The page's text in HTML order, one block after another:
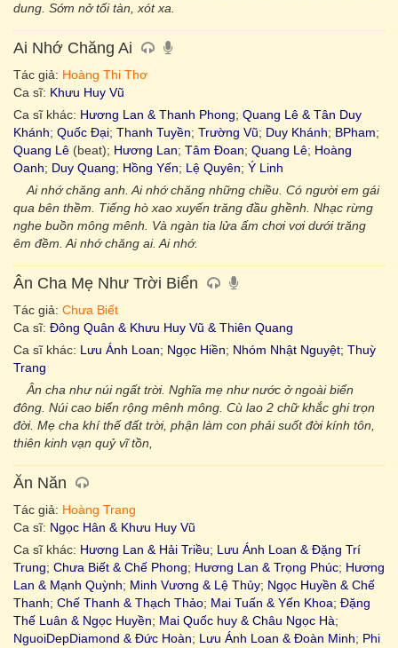
dung. Sớm nở tối tàn, xót xa.
Ai Nhớ Chăng Ai
Tác giả: Hoàng Thi Thơ
Ca sĩ: Khưu Huy Vũ
Ca sĩ khác: Hương Lan & Thanh Phong; Quang Lê & Tân Duy
Khánh; Quốc Đại; Thanh Tuyền; Trường Vũ; Duy Khánh; BPham;
Quang Lê (beat); Hương Lan; Tâm Đoan; Quang Lê; Hoàng
Oanh; Duy Quang; Hồng Yến; Lệ Quyên; Ý Linh
Ai nhớ chăng anh. Ai nhớ chăng những chiều. Có người em gái
qua bên thềm. Tiếng hò xao xuyến trăng đầu ghềnh. Nhạc rừng
nghe buồn mông mênh. Và ngàn tia lửa ấm chơi vơi dưới trăng
êm đềm. Ai nhớ chăng ai. Ai nhớ.
Ân Cha Mẹ Như Trời Biển
Tác giả: Chưa Biết
Ca sĩ: Đông Quân & Khưu Huy Vũ & Thiên Quang
Ca sĩ khác: Lưu Ánh Loan; Ngọc Hiền; Nhóm Nhật Nguyệt; Thuỳ
Trang
Ân cha như núi ngất trời. Nghĩa mẹ như nước ở ngoài biển
đông. Núi cao biển rộng mênh mông. Cù lao 2 chữ khắc ghi trọn
đời. Mẹ cha khí thế đất trời, phận làm con phải suốt đời kính tôn,
thiên kinh vạn quỷ vĩ tồn,
Ăn Năn
Tác giả: Hoàng Trang
Ca sĩ: Ngọc Hân & Khưu Huy Vũ
Ca sĩ khác: Hương Lan & Hải Triều; Lưu Ánh Loan & Đặng Trí
Trung; Chưa Biết & Chế Phong; Hương Lan & Trọng Phúc; Hương
Lan & Mạnh Quỳnh; Minh Vương & Lệ Thủy; Ngọc Huyền & Chế
Thanh; Chế Thanh & Thạch Thảo; Mai Tuấn & Yến Khoa; Đặng
Thế Luân & Ngọc Huyền; Mai Quốc huy & Châu Ngọc Hà;
NguoiDepDiamond & Đức Hoàn; Lưu Ánh Loan & Đoàn Minh; Phi